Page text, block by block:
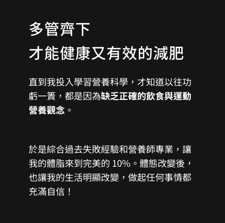
多管齊下
才能健康又有效的減肥
直到我投入學習營養科學，才知道以往功
虧一簣，都是因為缺乏正確的飲食與運動
營養觀念。
於是綜合過去失敗經驗和營養師專業，讓
我的體脂來到完美的 10%。體態改變後，
也讓我的生活明顯改變，做起任何事情都
充滿自信！